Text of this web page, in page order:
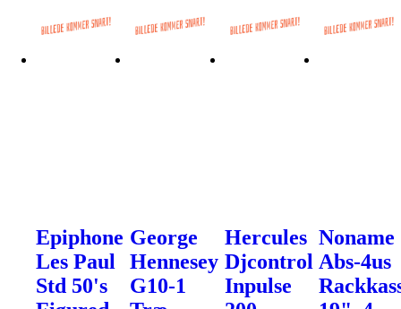
Epiphone
Les Paul
Std 50's
George
Hennesey
G10-1
Hercules
Djcontrol
Inpulse
Noname
Abs-4us